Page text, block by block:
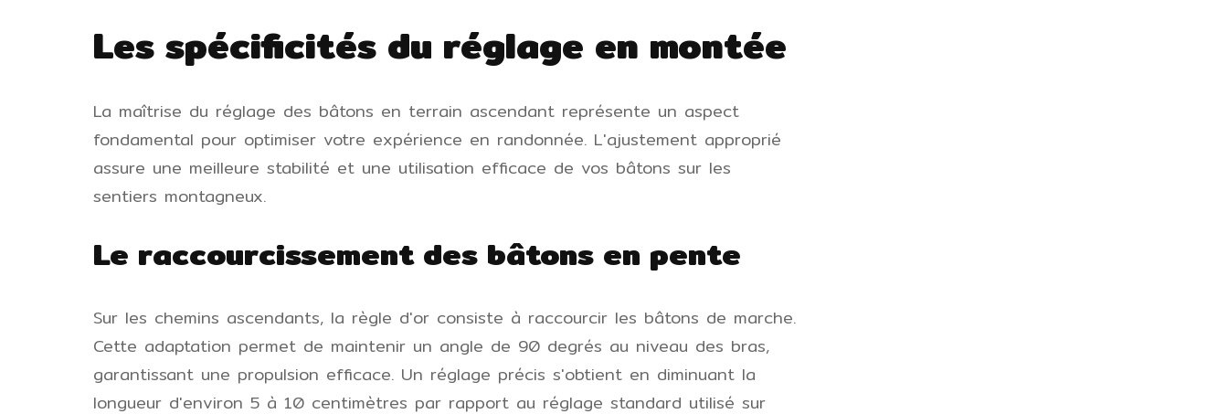
Les spécificités du réglage en montée
La maîtrise du réglage des bâtons en terrain ascendant représente un aspect
fondamental pour optimiser votre expérience en randonnée. L'ajustement approprié
assure une meilleure stabilité et une utilisation efficace de vos bâtons sur les
sentiers montagneux.
Le raccourcissement des bâtons en pente
Sur les chemins ascendants, la règle d'or consiste à raccourcir les bâtons de marche.
Cette adaptation permet de maintenir un angle de 90 degrés au niveau des bras,
garantissant une propulsion efficace. Un réglage précis s'obtient en diminuant la
longueur d'environ 5 à 10 centimètres par rapport au réglage standard utilisé sur